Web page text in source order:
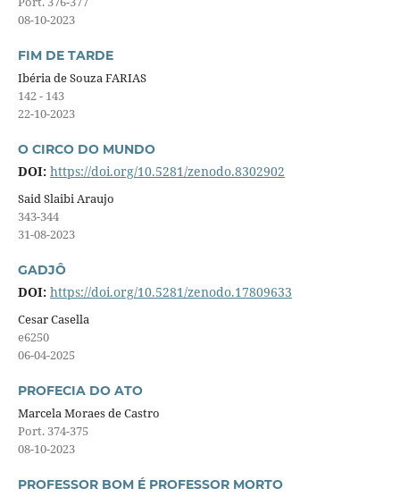
08-10-2023
FIM DE TARDE
Ibéria de Souza FARIAS
142 - 143
22-10-2023
O CIRCO DO MUNDO
DOI: https://doi.org/10.5281/zenodo.8302902
Said Slaibi Araujo
343-344
31-08-2023
GADJÔ
DOI: https://doi.org/10.5281/zenodo.17809633
Cesar Casella
e6250
06-04-2025
PROFECIA DO ATO
Marcela Moraes de Castro
Port. 374-375
08-10-2023
PROFESSOR BOM É PROFESSOR MORTO